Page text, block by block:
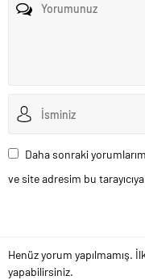
Daha sonraki
ve site adresim bu
Henüz yorum yapılmamış.
yapabilirsiniz.